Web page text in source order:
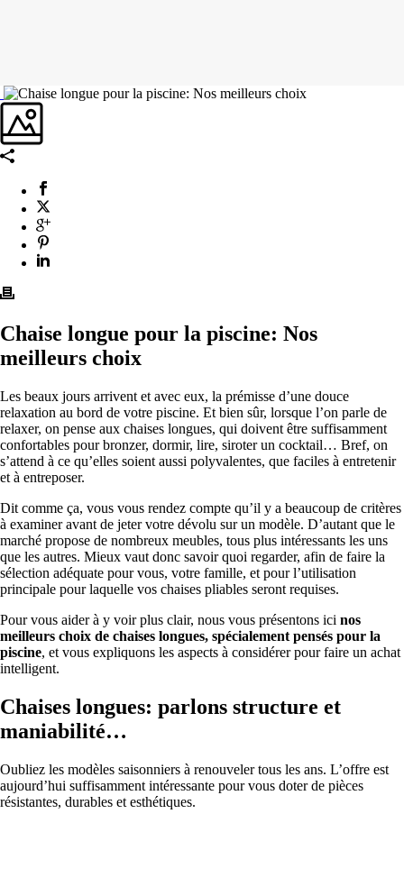
Chaise longue pour la piscine: Nos
meilleurs choix
Les beaux jours arrivent et avec eux, la prémisse d’une douce
relaxation au bord de votre piscine. Et bien sûr, lorsque l’on parle de
relaxer, on pense aux chaises longues, qui doivent être suffisamment
confortables pour bronzer, dormir, lire, siroter un cocktail… Bref, on
s’attend à ce qu’elles soient aussi polyvalentes, que faciles à entretenir
et à entreposer.
Dit comme ça, vous vous rendez compte qu’il y a beaucoup de critères
à examiner avant de jeter votre dévolu sur un modèle. D’autant que le
marché propose de nombreux meubles, tous plus intéressants les uns
que les autres. Mieux vaut donc savoir quoi regarder, afin de faire la
sélection adéquate pour vous, votre famille, et pour l’utilisation
principale pour laquelle vos chaises pliables seront requises.
Pour vous aider à y voir plus clair, nous vous présentons ici nos
meilleurs choix de chaises longues, spécialement pensés pour la
piscine, et vous expliquons les aspects à considérer pour faire un achat
intelligent.
Chaises longues: parlons structure et
maniabilité…
Oubliez les modèles saisonniers à renouveler tous les ans. L’offre est
aujourd’hui suffisamment intéressante pour vous doter de pièces
résistantes, durables et esthétiques.